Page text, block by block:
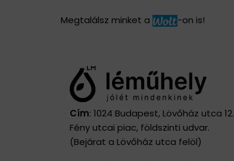
Megtalálsz minket a -on is!
Cím: 1024 Budapest, Lövőház utca 12.
Fény utcai piac, földszinti udvar.
(Bejárat a Lövőház utca felöl)